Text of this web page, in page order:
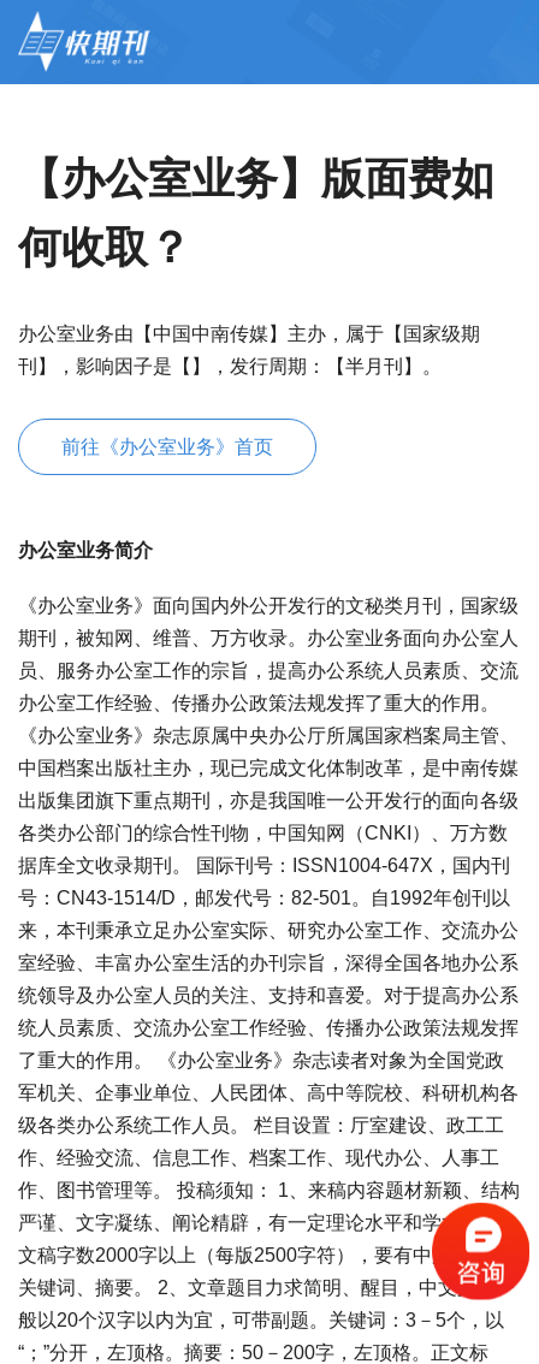
【办公室业务】版面费如
何收取？
办公室业务由【中国中南传媒】主办，属于【国家级期
刊】，影响因子是【】，发行周期：【半月刊】。
前往《办公室业务》首页
办公室业务简介
《办公室业务》面向国内外公开发行的文秘类月刊，国家级
期刊，被知网、维普、万方收录。办公室业务面向办公室人
员、服务办公室工作的宗旨，提高办公系统人员素质、交流
办公室工作经验、传播办公政策法规发挥了重大的作用。
《办公室业务》杂志原属中央办公厅所属国家档案局主管、
中国档案出版社主办，现已完成文化体制改革，是中南传媒
出版集团旗下重点期刊，亦是我国唯一公开发行的面向各级
各类办公部门的综合性刊物，中国知网（CNKI）、万方数
据库全文收录期刊。 国际刊号：ISSN1004-647X，国内刊
号：CN43-1514/D，邮发代号：82-501。自1992年创刊以
来，本刊秉承立足办公室实际、研究办公室工作、交流办公
室经验、丰富办公室生活的办刊宗旨，深得全国各地办公系
统领导及办公室人员的关注、支持和喜爱。对于提高办公系
统人员素质、交流办公室工作经验、传播办公政策法规发挥
了重大的作用。 《办公室业务》杂志读者对象为全国党政
军机关、企事业单位、人民团体、高中等院校、科研机构各
级各类办公系统工作人员。 栏目设置：厅室建设、政工工
作、经验交流、信息工作、档案工作、现代办公、人事工
作、图书管理等。 投稿须知：
1、来稿内容题材新颖、结构
严谨、文字凝练、阐论精辟，有一定理论水平和学术价值。
文稿字数2000字以上（每版2500字符），要有中文标题、
关键词、摘要。 2、文章题目力求简明、醒目，中文文题一
般以20个汉字以内为宜，可带副题。关键词：3－5个，以
“；”分开，左顶格。摘要：50－200字，左顶格。正文标